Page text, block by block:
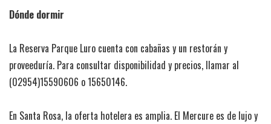
Dónde dormir
La Reserva Parque Luro cuenta con cabañas y un restorán y
proveeduría. Para consultar disponibilidad y precios, llamar al
(02954)15590606 o 15650146.
En Santa Rosa, la oferta hotelera es amplia. El Mercure es de lujo y